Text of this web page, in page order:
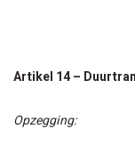
Artikel 14 –
Opzegging: